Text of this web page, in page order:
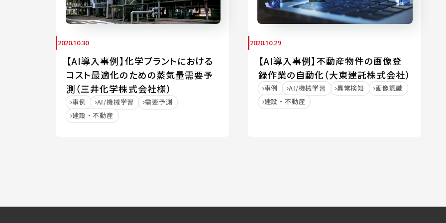
2020.10.30
【AI導入事例】化学プラントにおける
コスト最適化のための蒸気量需要予
測（三井化学株式会社様）
事例 AI/機械学習
需要予測
建設・不動産
2020.10.29
【AI導入事例】不動産物件の画像登
録作業の自動化（大東建託株式会社）
事例 AI/機械学習 異常検知
画像認識
建設・不動産